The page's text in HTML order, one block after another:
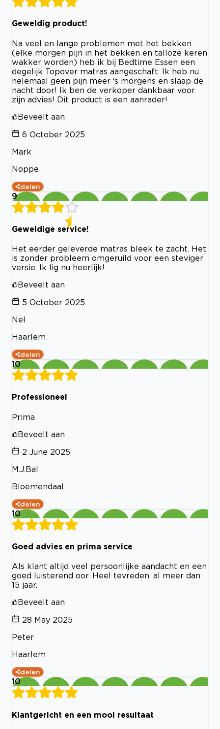
Geweldig product!
Na veel en lange problemen met het bekken
(elke morgen pijn in het bekken en talloze keren
wakker worden) heb ik bij Bedtime Essen een
degelijk Topover matras aangeschaft. Ik heb nu
helemaal geen pijn meer ‘s morgens en slaap de
nacht door! Ik ben de verkoper dankbaar voor
zijn advies! Dit product is een aanrader!
Beveelt aan
6 October 2025
Mark
Noppe
delen
9
Geweldige service!
Het eerder geleverde matras bleek te zacht. Het
is zonder probleem omgeruild voor een steviger
versie. Ik lig nu heerlijk!
Beveelt aan
5 October 2025
Nel
Haarlem
delen
10
Professioneel
Prima
Beveelt aan
2 June 2025
M.J.Bal
Bloemendaal
delen
10
Goed advies en prima service
Als klant altijd veel persoonlijke aandacht en een
goed luisterend oor. Heel tevreden, al meer dan
15 jaar.
Beveelt aan
28 May 2025
Peter
Haarlem
delen
10
Klantgericht en een mooi resultaat